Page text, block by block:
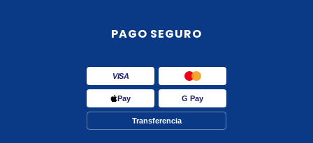
PAGO SEGURO
VISA
Pay G Pay
Transferencia